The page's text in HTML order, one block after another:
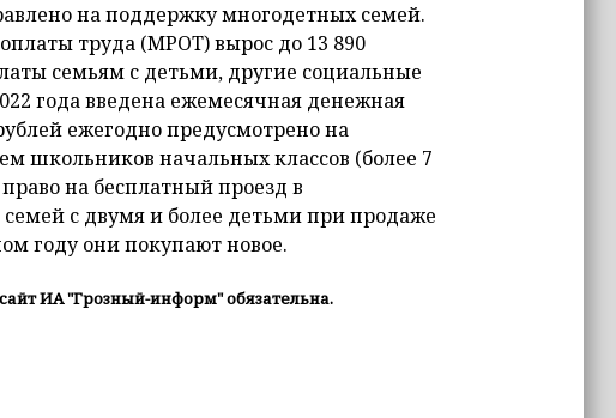
на поддержку многодетных семей.
труда (МРОТ) вырос до 13 890
семьям с детьми, другие социальные
года введена ежемесячная денежная
ежегодно предусмотрено на
школьников начальных классов (более 7
на бесплатный проезд в
с двумя и более детьми при продаже
году они покупают новое.
ИА "Грозный-информ" обязательна.